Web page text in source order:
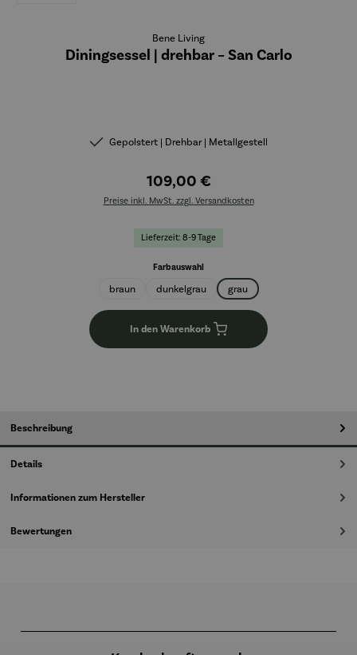
Bene Living
Diningsessel | drehbar – San Carlo
Gepolstert | Drehbar | Metallgestell
109,00 €
Preise inkl. MwSt. zzgl. Versandkosten
Lieferzeit: 8-9 Tage
Farbauswahl
braun dunkelgrau grau
In den Warenkorb
Beschreibung
Details
Informationen zum Hersteller
Bewertungen